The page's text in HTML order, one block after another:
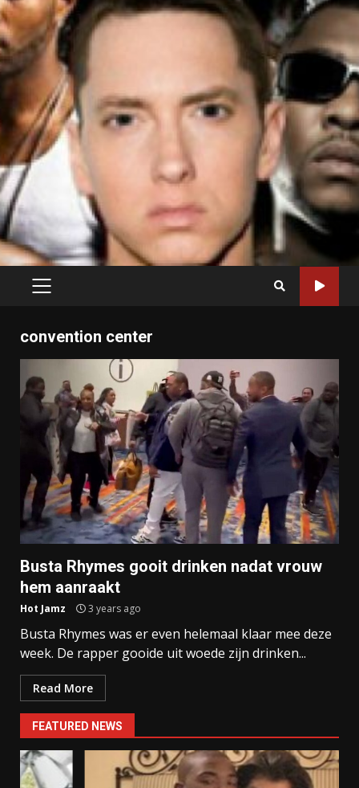
PRIMARY
convention center
Busta Rhymes gooit drinken nadat vrouw
hem aanraakt
Hot Jamz 3 years ago
Busta Rhymes was er even helemaal klaar mee deze
week. De rapper gooide uit woede zijn drinken...
Read More
FEATURED NEWS